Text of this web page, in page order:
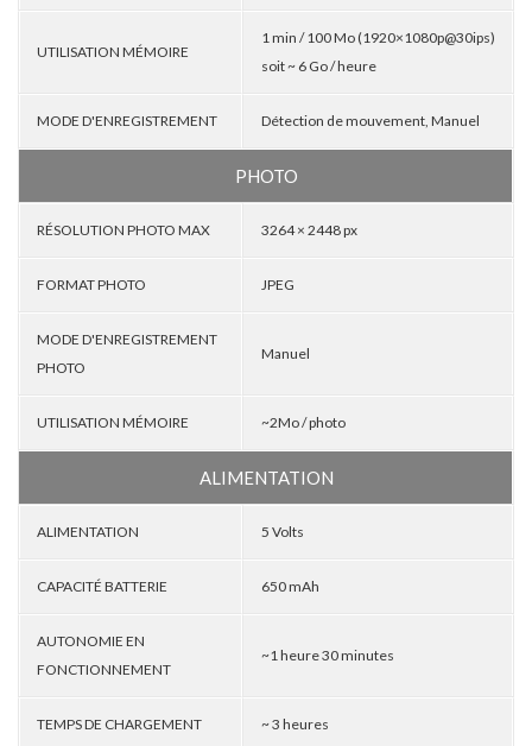
UTILISATION MÉMOIRE
1 min / 100 Mo (1920×1080p@30ips)
soit ~ 6 Go / heure
MODE D'ENREGISTREMENT Détection de mouvement, Manuel
PHOTO
RÉSOLUTION PHOTO MAX 3264 × 2448 px
FORMAT PHOTO JPEG
MODE D'ENREGISTREMENT
PHOTO
Manuel
UTILISATION MÉMOIRE ~2Mo / photo
ALIMENTATION
ALIMENTATION 5 Volts
CAPACITÉ BATTERIE 650 mAh
AUTONOMIE EN
FONCTIONNEMENT
~1 heure 30 minutes
TEMPS DE CHARGEMENT ~ 3 heures